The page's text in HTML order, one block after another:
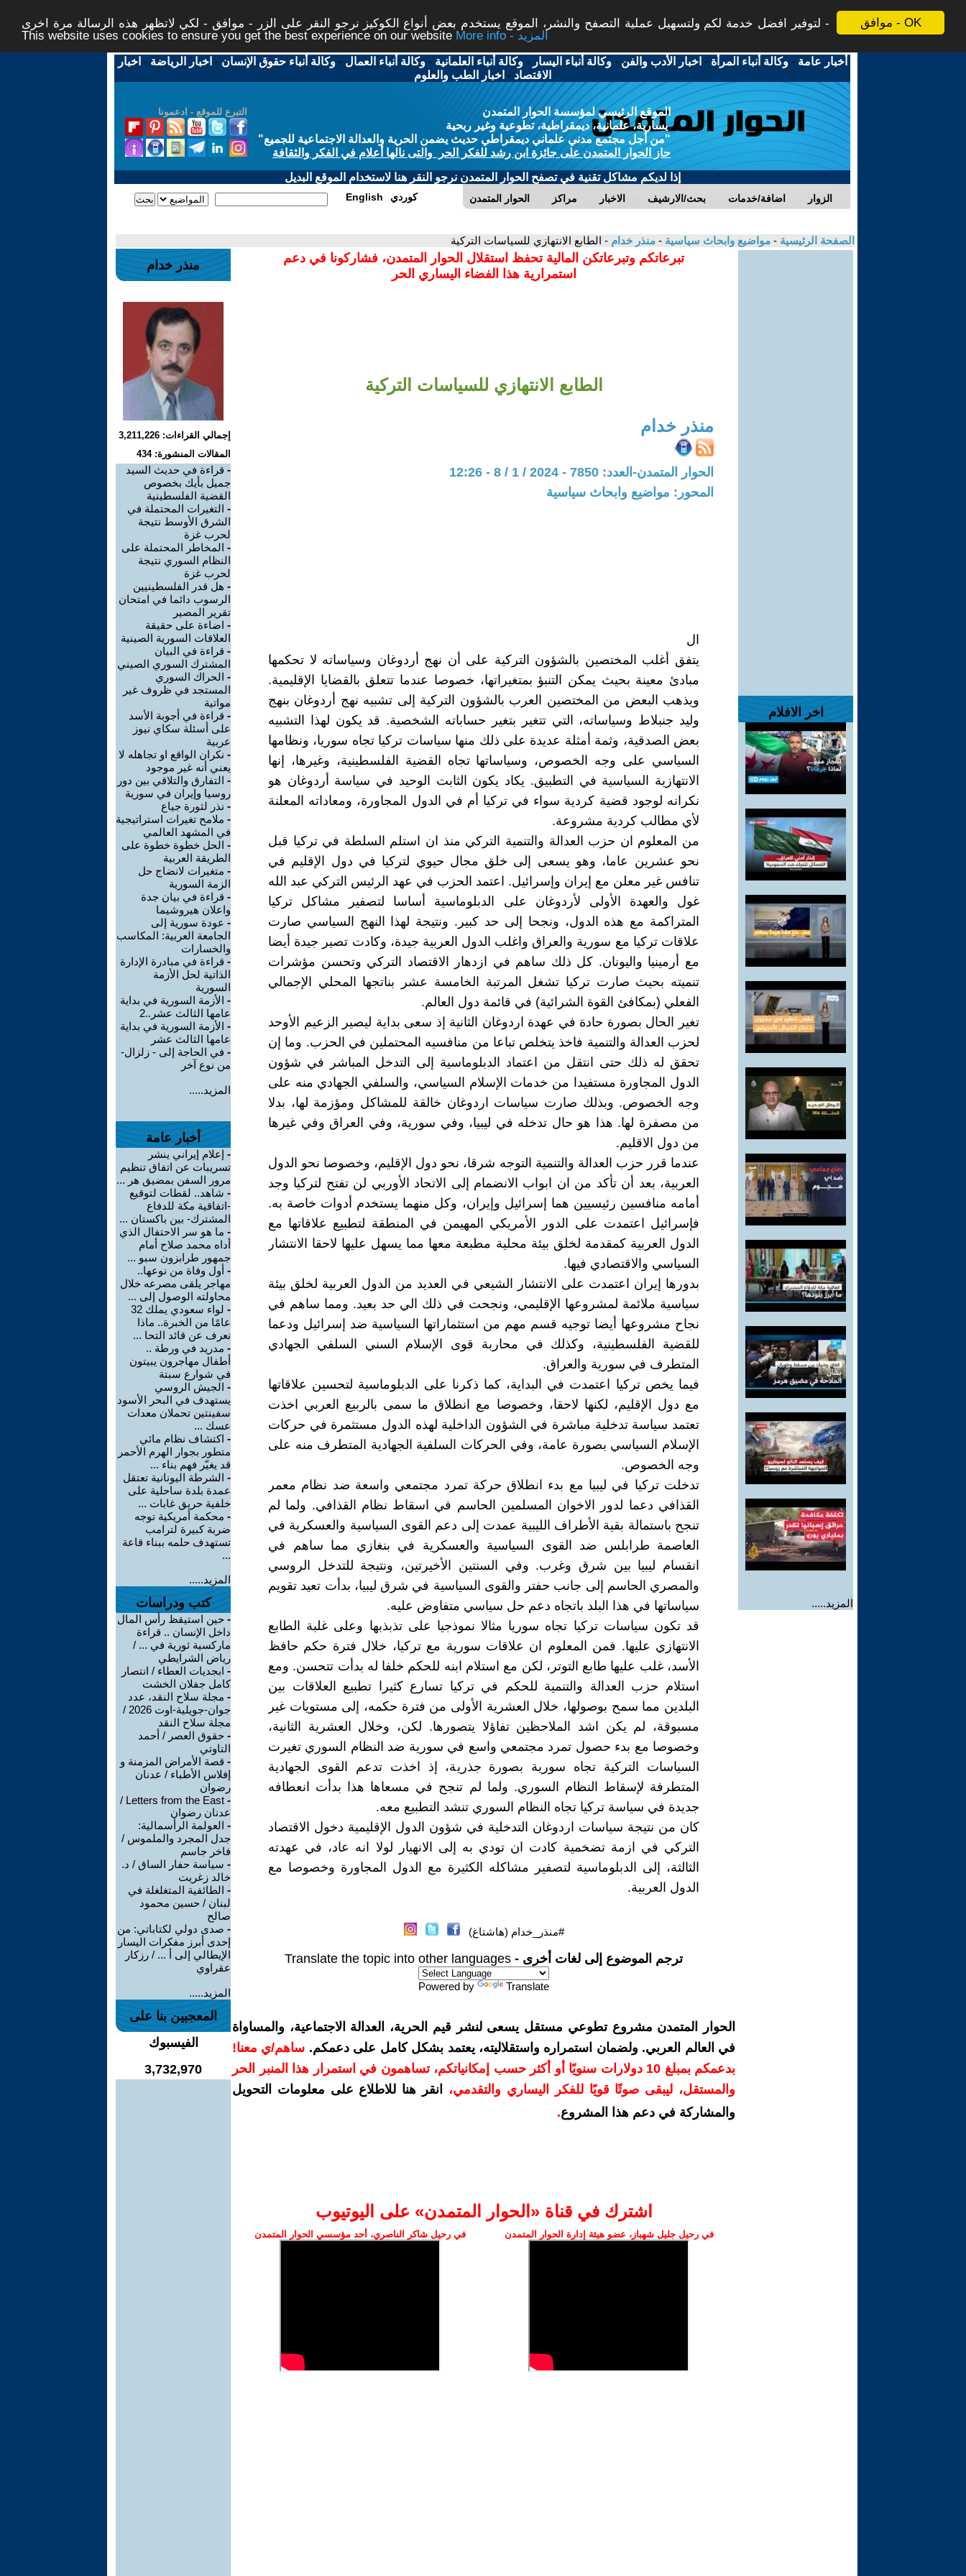
موافق - OK
لتوفير افضل خدمة لكم ولتسهيل عملية التصفح والنشر، الموقع يستخدم بعض أنواع الكوكيز نرجو النقر على الزر - موافق - لكي لاتظهر هذه الرسالة مرة اخرى -
This website uses cookies to ensure you get the best experience on our website
More info - المزيد
أخبار عامة -وكالة أنباء المرأة - اخبار الأدب والفن -وكالة أنباء اليسار -وكالة أنباء العلمانية -وكالة أنباء العمال -وكالة أنباء حقوق الإنسان - اخبار الرياضة - اخبار
الاقتصاد - اخبار الطب والعلوم
التبرع للموقع - ادعمونا
الموقع الرئيسي لمؤسسة الحوار المتمدن
يسارية، علمانية، ديمقراطية، تطوعية وغير ربحية
"من أجل مجتمع مدني علماني ديمقراطي حديث يضمن الحرية والعدالة الاجتماعية للجميع"
حاز الحوار المتمدن على جائزة ابن رشد للفكر الحر والتى نالها أعلام في الفكر والثقافة
إذا لديكم مشاكل تقنية في تصفح الحوار المتمدن نرجو النقر هنا لاستخدام الموقع البديل
الحوار المتمدن مراكز الاخبار بحث/الارشيف اضافة/خدمات الزوار English كوردي
الصفحة الرئيسية - مواضيع وابحاث سياسية - منذر خدام - الطابع الانتهازي للسياسات التركية
اخر الافلام
المزيد.....
تبرعاتكم وتبرعاتكن المالية تحفظ استقلال الحوار المتمدن، فشاركونا في دعم
استمرارية هذا الفضاء اليساري الحر
الطابع الانتهازي للسياسات التركية
منذر خدام
الحوار المتمدن-العدد: 7850 - 2024 / 1 / 8 - 12:26
المحور: مواضيع وابحاث سياسية
ال
يتفق أغلب المختصين بالشؤون التركية على أن نهج أردوغان وسياساته لا تحكمها
مبادئ معينة بحيث يمكن التنبؤ بمتغيراتها، خصوصا عندما تتعلق بالقضايا الإقليمية.
ويذهب البعض من المختصين العرب بالشؤون التركية إلى تشبيه نهج أردوغان بنهج
وليد جنبلاط وسياساته، التي تتغير بتغير حساباته الشخصية. قد يكون لهذا التشبيه
بعض الصدقية، وثمة أمثلة عديدة على ذلك منها سياسات تركيا تجاه سوريا، ونظامها
السياسي على وجه الخصوص، وسياساتها تجاه القضية الفلسطينية، وغيرها، إنها
الانتهازية السياسية في التطبيق. يكاد يكون الثابت الوحيد في سياسة أردوغان هو
نكرانه لوجود قضية كردية سواء في تركيا أم في الدول المجاورة، ومعاداته المعلنة
لأي مطالب كردية مشروعة.
من المعلوم ان حزب العدالة والتنمية التركي منذ ان استلم السلطة في تركيا قبل
نحو عشرين عاما، وهو يسعى إلى خلق مجال حيوي لتركيا في دول الإقليم في
تنافس غير معلن مع إيران وإسرائيل. اعتمد الحزب في عهد الرئيس التركي عبد الله
غول والعهدة الأولى لأردوغان على الدبلوماسية أساسا لتصفير مشاكل تركيا
المتراكمة مع هذه الدول، ونجحا إلى حد كبير. ونتيجة لهذا النهج السياسي صارت
علاقات تركيا مع سورية والعراق واغلب الدول العربية جيدة، وكادت تصير جيدة أيضا
مع أرمينيا واليونان. كل ذلك ساهم في ازدهار الاقتصاد التركي وتحسن مؤشرات
تنميته بحيث صارت تركيا تشغل المرتبة الخامسة عشر بناتجها المحلي الإجمالي
الفعلي (بمكافئ القوة الشرائية) في قائمة دول العالم.
تغير الحال بصورة حادة في عهدة اردوغان الثانية إذ سعى بداية ليصير الزعيم الأوحد
لحزب العدالة والتنمية فاخذ يتخلص تباعا من منافسيه المحتملين في الحزب. وما إن
تحقق له ذلك حتى انتقل من اعتماد الدبلوماسية إلى التدخل المباشر في شؤون
الدول المجاورة مستفيدا من خدمات الإسلام السياسي، والسلفي الجهادي منه على
وجه الخصوص. وبذلك صارت سياسات اردوغان خالقة للمشاكل ومؤزمة لها، بدلا
من مصفرة لها. هذا هو حال تدخله في ليبيا، وفي سورية، وفي العراق وفي غيرها
من دول الاقليم.
عندما قرر حزب العدالة والتنمية التوجه شرقا، نحو دول الإقليم، وخصوصا نحو الدول
العربية، بعد أن تأكد من ان ابواب الانضمام إلى الاتحاد الأوربي لن تفتح لتركيا وجد
أمامه منافسين رئيسيين هما إسرائيل وإيران، وكل منهما يستخدم أدوات خاصة به.
فإسرائيل اعتمدت على الدور الأمريكي المهيمن في المنطقة لتطبيع علاقاتها مع
الدول العربية كمقدمة لخلق بيئة محلية مطبعة معها مما يسهل عليها لاحقا الانتشار
السياسي والاقتصادي فيها.
بدورها إيران اعتمدت على الانتشار الشيعي في العديد من الدول العربية لخلق بيئة
سياسية ملائمة لمشروعها الإقليمي، ونجحت في ذلك الي حد بعيد. ومما ساهم في
نجاح مشروعها أيضا توجيه قسم مهم من استثماراتها السياسية ضد إسرائيل ودعما
للقضية الفلسطينية، وكذلك في محاربة قوى الإسلام السني السلفي الجهادي
المتطرف في سورية والعراق.
فيما يخص تركيا اعتمدت في البداية، كما ذكرنا على الدبلوماسية لتحسين علاقاتها
مع دول الإقليم، لكنها لاحقا، وخصوصا مع انطلاق ما سمى بالربيع العربي اخذت
تعتمد سياسة تدخلية مباشرة في الشؤون الداخلية لهذه الدول مستثمرة في حركات
الإسلام السياسي بصورة عامة، وفي الحركات السلفية الجهادية المتطرف منه على
وجه الخصوص.
تدخلت تركيا في ليبيا مع بدء انطلاق حركة تمرد مجتمعي واسعة ضد نظام معمر
القذافي دعما لدور الاخوان المسلمين الحاسم في اسقاط نظام القذافي. ولما لم
تنجح باستمالة بقية الأطراف الليبية عمدت إلى دعم القوى السياسية والعسكرية في
العاصمة طرابلس ضد القوى السياسية والعسكرية في بنغازي مما ساهم في
انقسام ليبيا بين شرق وغرب. وفي السنتين الأخيرتين، ونتيجة للتدخل الروسي
والمصري الحاسم إلى جانب حفتر والقوى السياسية في شرق ليبيا، بدأت تعيد تقويم
سياساتها في هذا البلد باتجاه دعم حل سياسي متفاوض عليه.
قد تكون سياسات تركيا تجاه سوريا مثالا نموذجيا على تذبذبها وعلى غلبة الطابع
الانتهازي عليها. فمن المعلوم ان علاقات سورية مع تركيا، خلال فترة حكم حافظ
الأسد، غلب عليها طابع التوتر، لكن مع استلام ابنه للحكم خلفا له بدأت تتحسن. ومع
استلام حزب العدالة والتنمية للحكم في تركيا تسارع كثيرا تطبيع العلاقات بين
البلدين مما سمح بوصولها، خلال العشرية الأولى من فترة حكمه، إلى مستويات غير
مسبوقة، لم يكن اشد الملاحظين تفاؤلا يتصورها. لكن، وخلال العشرية الثانية،
وخصوصا مع بدء حصول تمرد مجتمعي واسع في سورية ضد النظام السوري تغيرت
السياسات التركية تجاه سورية بصورة جذرية، إذ اخذت تدعم القوى الجهادية
المتطرفة لإسقاط النظام السوري. ولما لم تنجح في مسعاها هذا بدأت انعطافه
جديدة في سياسة تركيا تجاه النظام السوري تنشد التطبيع معه.
كان من نتيجة سياسات اردوغان التدخلية في شؤون الدول الإقليمية دخول الاقتصاد
التركي في ازمة تضخمية كادت ان تودي به إلى الانهيار لولا انه عاد، في عهدته
الثالثة، إلى الدبلوماسية لتصفير مشاكله الكثيرة مع الدول المجاورة وخصوصا مع
الدول العربية.
#منذر_خدام (هاشتاغ)
ترجم الموضوع إلى لغات أخرى - Translate the topic into other languages
Powered by Translate
الحوار المتمدن مشروع تطوعي مستقل يسعى لنشر قيم الحرية، العدالة الاجتماعية، والمساواة
في العالم العربي. ولضمان استمراره واستقلاليته، يعتمد بشكل كامل على دعمكم. ساهم/ي معنا!
بدعمكم بمبلغ 10 دولارات سنويًا أو أكثر حسب إمكانياتكم، تساهمون في استمرار هذا المنبر الحر
والمستقل، ليبقى صوتًا قويًا للفكر اليساري والتقدمي،
انقر هنا للاطلاع على معلومات التحويل
والمشاركة في دعم هذا المشروع.
اشترك في قناة ‫«الحوار المتمدن» على اليوتيوب
في رحيل جليل شهباز، عضو هيئة إدارة الحوار المتمدن في رحيل شاكر الناصري، أحد مؤسسي الحوار المتمدن
منذر خدام
إجمالي القراءات: 3,211,226
المقالات المنشورة: 434
- قراءة في حديث السيد
جميل بأيك بخصوص
القضية الفلسطينية
- التغيرات المحتملة في
الشرق الأوسط نتيجة
لحرب غزة
- المخاطر المحتملة على
النظام السوري نتيجة
لحرب غزة
- هل قدر الفلسطينيين
الرسوب دائما في امتحان
تقرير المصير
- اضاءة على حقيقة
العلاقات السورية الصينية
- قراءة في البيان
المشترك السوري الصيني
- الحراك السوري
المستجد في ظروف غير
مواتية
- قراءة في أجوبة الأسد
على أسئلة سكاي نيوز
عربية
- نكران الواقع او تجاهله لا
يعني أنه غير موجود
- التفارق والتلاقي بين دور
روسيا وإيران في سورية
- نذر لثورة جياع
- ملامح تغيرات استراتيجية
في المشهد العالمي
- الحل خطوة خطوة على
الطريقة العربية
- متغيرات لانضاج حل
الزمة السورية
- قراءة في بيان جدة
واعلان هيروشيما
- عودة سورية إلى
الجامعة العربية: المكاسب
والخسارات
- قراءة في مبادرة الإدارة
الذاتية لحل الأزمة
السورية
- الأزمة السورية في بداية
عامها الثالث عشر..2
- الأزمة السورية في بداية
عامها الثالث عشر
- في الحاجة إلى - زلزال-
من نوع آخر
المزيد.....
أخبار عامة
- إعلام إيراني ينشر
تسريبات عن اتفاق تنظيم
مرور السفن بمضيق هر ...
- شاهد.. لقطات لتوقيع
-اتفاقية مكة للدفاع
المشترك- بين باكستان ...
- ما هو سر الاحتفال الذي
أداه محمد صلاح أمام
جمهور طرابزون سبو ...
- أول وفاة من نوعها..
مهاجر يلقى مصرعه خلال
محاولته الوصول إلى ...
-
لواء سعودي يملك 32
عامًا من الخبرة.. ماذا
نعرف عن قائد التحا ...
- مدريد في ورطة ..
أطفال مهاجرون يبيتون
في شوارع سبتة
- الجيش الروسي
يستهدف في البحر الأسود
سفينتين تحملان معدات
عسك ...
- اكتشاف نظام مائي
متطور بجوار الهرم الأحمر
قد يغيّر فهم بناء ...
- الشرطة اليونانية تعتقل
عمدة بلدة ساحلية على
خلفية حريق غابات ...
- محكمة أمريكية توجه
ضربة كبيرة لترامب
تستهدف حلمه ببناء قاعة
...
المزيد.....
كتب ودراسات
- حين استيقظ رأس المال
داخل الإنسان .. قراءة
ماركسية ثورية في ... /
رياض الشرايطي
- ابجديات العطاء / انتصار
كامل جفلان الخشت
- مجلة سلاح النقد، عدد
جوان-جويلية-اوت 2026 /
مجلة سلاح النقد
- حقوق العصر / أحمد
التاوتي
- قصة الأمراض المزمنة و
إفلاس الأطباء / عدنان
رضوان
-
Letters from the East /
عدنان رضوان
- العولمة الرأسمالية:
جدل المجرد والملموس /
فاخر جاسم
- سياسة حفار الساق / د.
خالد زغريت
- الطائفية المتغلغلة في
لبنان / حسين محمود
صالح
- صدى دولي لكتاباتي: من
إحدى أبرز مفكرات اليسار
الإيطالي إلى أ ... / رزكار
عقراوي
المزيد.....
المعجبين بنا على
الفيسبوك
3,732,970